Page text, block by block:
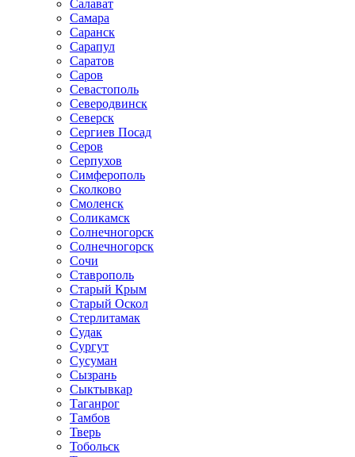
Салават
Самара
Саранск
Сарапул
Саратов
Саров
Севастополь
Северодвинск
Северск
Сергиев Посад
Серов
Серпухов
Симферополь
Сколково
Смоленск
Соликамск
Солнечногорск
Солнечногорск
Сочи
Ставрополь
Старый Крым
Старый Оскол
Стерлитамак
Судак
Сургут
Сусуман
Сызрань
Сыктывкар
Таганрог
Тамбов
Тверь
Тобольск